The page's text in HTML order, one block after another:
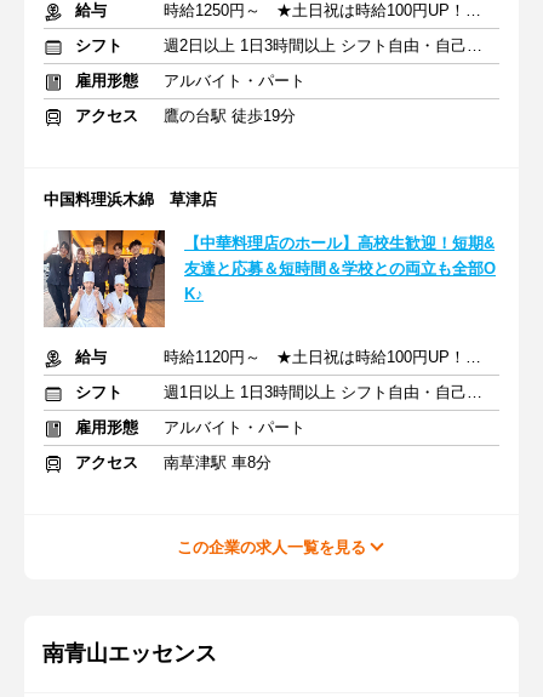
給与
時給1250円～ ★土日祝は時給100円UP！ ★高校生も同時給！
シフト
週2日以上 1日3時間以上 シフト自由・自己申告
雇用形態
アルバイト・パート
アクセス
鷹の台駅 徒歩19分
中国料理浜木綿 草津店
【中華料理店のホール】⾼校⽣歓迎！短期&
友達と応募＆短時間＆学校との両⽴も全部O
K♪
給与
時給1120円～ ★土日祝は時給100円UP！ ★高校生も同時給！
シフト
週1日以上 1日3時間以上 シフト自由・自己申告
雇用形態
アルバイト・パート
アクセス
南草津駅 車8分
この企業の求人一覧を見る
南青山エッセンス